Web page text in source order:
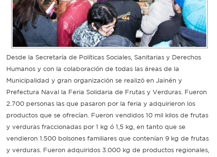
Recorrido
colectivos
Recarga
SUBE
Desde la Secretaría de Políticas Sociales, Sanitarias y Derechos
Humanos y con la colaboración de todas las áreas de la
Municipalidad y gran organización se realizó en Jainén y
Prefectura Naval la Feria Solidaria de Frutas y Verduras. Fueron
2.700 personas las que pasaron por la feria y adquirieron los
productos que se ofrecían. Fueron vendidos 10 mil kilos de frutas
y verduras fraccionadas por 1 kg ó 1,5 kg, en tanto que se
vendieron 1.500 bolsones familiares que contenían 9 kg de frutas
y verduras. Fueron adquiridos 3.000 kg de productos regionales,